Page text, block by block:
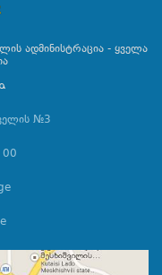
ადმინისტრაცია - ყველა
№3